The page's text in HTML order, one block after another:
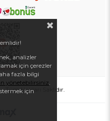
Hakları Saklıdır.
analizler
için çerezler
fazla bilgi
yönetebilirsiniz.
için